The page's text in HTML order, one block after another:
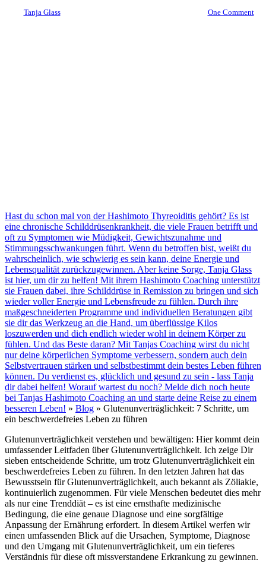
Tanja Glass One Comment
Hast du schon mal von der Hashimoto Thyreoiditis gehört? Es ist
eine chronische Schilddrüsenkrankheit, die viele Frauen betrifft und
oft zu Symptomen wie Müdigkeit, Gewichtszunahme und
Stimmungsschwankungen führt. Wenn du betroffen bist, weißt du
wahrscheinlich, wie schwierig es sein kann, deine Energie und
Lebensqualität zurückzugewinnen. Aber keine Sorge, Tanja Glass
ist hier, um dir zu helfen! Mit ihrem Hashimoto Coaching unterstützt
sie Frauen dabei, ihre Schilddrüse in Remission zu bringen und sich
wieder voller Energie und Lebensfreude zu fühlen. Durch ihre
maßgeschneiderten Programme und individuellen Beratungen gibt
sie dir das Werkzeug an die Hand, um überflüssige Kilos
loszuwerden und dich endlich wieder wohl in deinem Körper zu
fühlen. Und das Beste daran? Mit Tanjas Coaching wirst du nicht
nur deine körperlichen Symptome verbessern, sondern auch dein
Selbstvertrauen stärken und selbstbestimmt dein bestes Leben führen
können. Du verdienst es, glücklich und gesund zu sein - lass Tanja
dir dabei helfen! Worauf wartest du noch? Melde dich noch heute
bei Tanjas Hashimoto Coaching an und starte deine Reise zu einem
besseren Leben! » Blog » Glutenunverträglichkeit: 7 Schritte, um
ein beschwerdefreies Leben zu führen
Glutenunverträglichkeit verstehen und bewältigen: Hier kommt dein
umfassender Leitfaden über Glutenunverträglichkeit. Ich zeige Dir
sieben entscheidende Schritte, um trotz Glutenunverträglichkeit ein
beschwerdefreies Leben zu führen. In den letzten Jahren hat das
Bewusstsein für Glutenunverträglichkeit, auch bekannt als Zöliakie,
kontinuierlich zugenommen. Für viele Menschen bedeutet dies mehr
als nur eine Trenddiät – es ist eine ernsthafte medizinische
Bedingung, die eine genaue Diagnose und eine sorgfältige
Anpassung der Ernährung erfordert. In diesem Artikel werfen wir
einen umfassenden Blick auf die Ursachen, Symptome, Diagnose
und den Umgang mit Glutenunverträglichkeit, um ein tieferes
Verständnis für diese oft missverstandene Erkrankung zu gewinnen.